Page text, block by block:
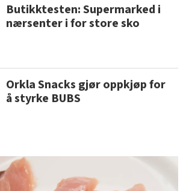
Butikktesten: Supermarked i
nærsenter i for store sko
Orkla Snacks gjør oppkjøp for
å styrke BUBS